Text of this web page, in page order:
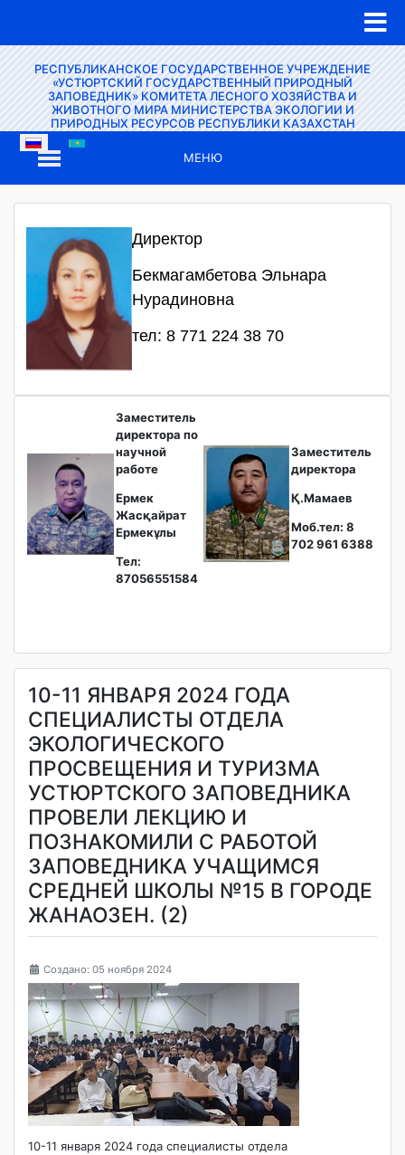
РЕСПУБЛИКАНСКОЕ ГОСУДАРСТВЕННОЕ УЧРЕЖДЕНИЕ
«УСТЮРТСКИЙ ГОСУДАРСТВЕННЫЙ ПРИРОДНЫЙ
ЗАПОВЕДНИК» КОМИТЕТА ЛЕСНОГО ХОЗЯЙСТВА И
ЖИВОТНОГО МИРА МИНИСТЕРСТВА ЭКОЛОГИИ И
ПРИРОДНЫХ РЕСУРСОВ РЕСПУБЛИКИ КАЗАХСТАН
МЕНЮ
Директор
Бекмагамбетова Эльнара
Нурадиновна
тел: 8 771 224 38 70
Заместитель
директора по
научной
работе
Ермек
Жасқайрат
Ермекұлы
Тел:
87056551584
Заместитель
директора
Қ.Мамаев
Моб.тел: 8
702 961 6388
10-11 ЯНВАРЯ 2024 ГОДА
СПЕЦИАЛИСТЫ ОТДЕЛА
ЭКОЛОГИЧЕСКОГО
ПРОСВЕЩЕНИЯ И ТУРИЗМА
УСТЮРТСКОГО ЗАПОВЕДНИКА
ПРОВЕЛИ ЛЕКЦИЮ И
ПОЗНАКОМИЛИ С РАБОТОЙ
ЗАПОВЕДНИКА УЧАЩИМСЯ
СРЕДНЕЙ ШКОЛЫ №15 В ГОРОДЕ
ЖАНАОЗЕН. (2)
Создано: 05 ноября 2024
10-11 января 2024 года специалисты отдела